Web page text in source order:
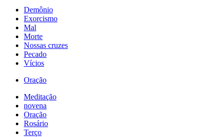
Demônio
Exorcismo
Mal
Morte
Nossas cruzes
Pecado
Vícios
Oração
Meditação
novena
Oração
Rosário
Terço